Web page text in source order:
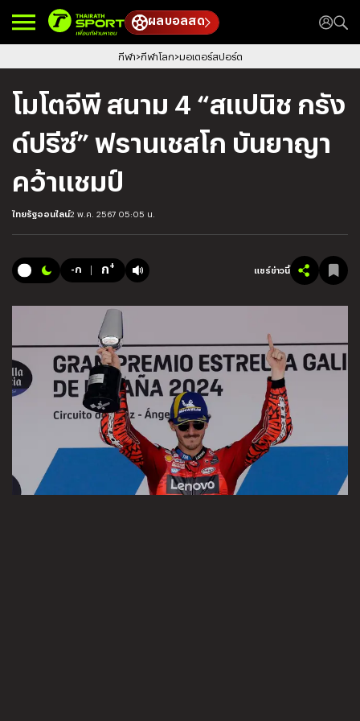
ผลบอลสด
กีฬา กีฬาโลก มอเตอร์สปอร์ต
โมโตจีพี สนาม 4 “สแปนิช กรัง
ด์ปรีซ์” ฟรานเชสโก บันยาญา
คว้าแชมป์
ไทยรัฐออนไลน์2 พ.ค. 2567 05:05 น.
-ก ก+ แชร์ข่าวนี้